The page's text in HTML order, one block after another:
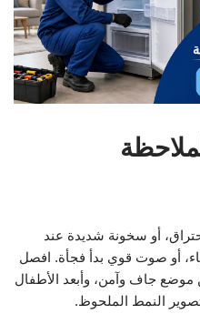
أو سخونة شديدة عند
أو صوت قوي بدأ فجأة. افصل
جاف وآمن، وأبعد الأطفال
النمط الملحوظ.